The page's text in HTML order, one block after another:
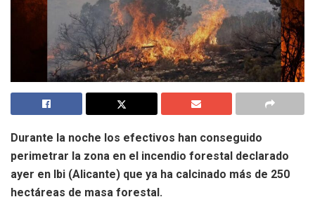
Durante la noche los efectivos han conseguido
perimetrar la zona en el incendio forestal declarado
ayer en Ibi (Alicante) que ya ha calcinado más de 250
hectáreas de masa forestal.